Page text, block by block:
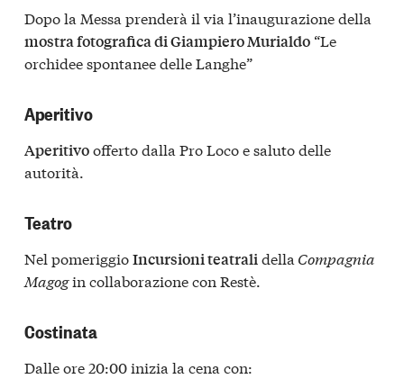
Dopo la Messa prenderà il via l’inaugurazione della
mostra fotografica di Giampiero Murialdo “Le
orchidee spontanee delle Langhe”
Aperitivo
Aperitivoofferto dalla Pro Loco e saluto delle
autorità.
Teatro
Nel pomeriggioIncursioni teatralidella Compagnia
Magogin collaborazione con Restè.
Costinata
Dalle ore 20:00 inizia la cena con: